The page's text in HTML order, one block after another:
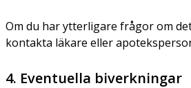
Om du har ytterligare frågor om
kontakta läkare eller
4. Eventuella biverkningar